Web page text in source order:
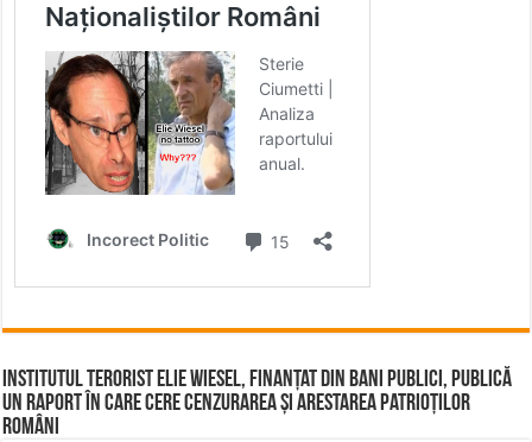
Institutul terorist Elie Wiesel, finanțat din bani publici, publică
un raport în care cere cenzurarea și arestarea patrioților
români